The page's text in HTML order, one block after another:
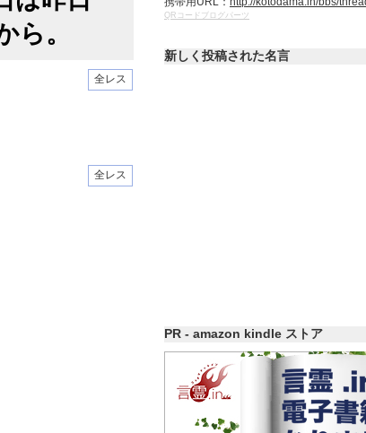
ら。
全レス
全レス
QRコードブログパーツ
新しく投稿された名言
PR - amazon kindle ストア